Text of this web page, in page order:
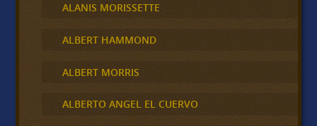
ALANIS MORISSETTE
ALBERT HAMMOND
ALBERT MORRIS
ALBERTO ANGEL EL CUERVO